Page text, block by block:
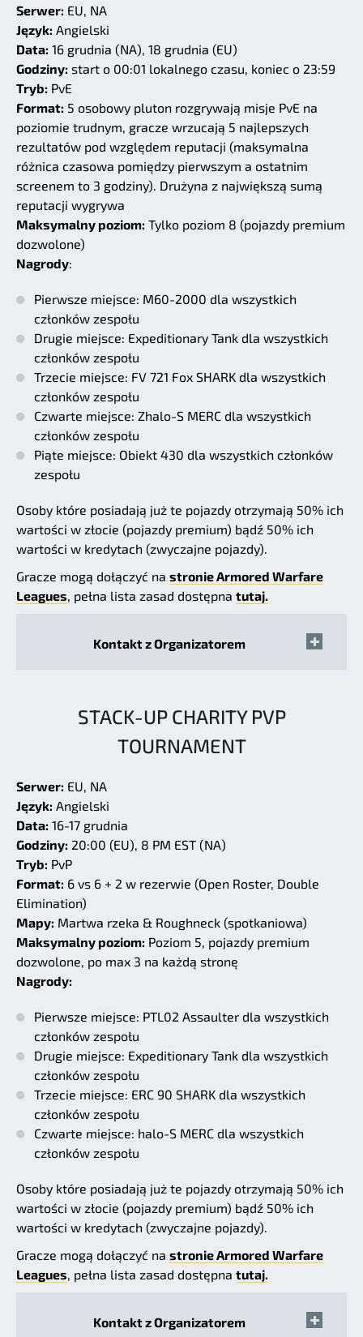
Serwer: EU, NA
Język: Angielski
Data: 16 grudnia (NA), 18 grudnia (EU)
Godziny: start o 00:01 lokalnego czasu, koniec o 23:59
Tryb: PvE
Format: 5 osobowy pluton rozgrywają misje PvE na
poziomie trudnym, gracze wrzucają 5 najlepszych
rezultatów pod względem reputacji (maksymalna
różnica czasowa pomiędzy pierwszym a ostatnim
screenem to 3 godziny). Drużyna z największą sumą
reputacji wygrywa
Maksymalny poziom: Tylko poziom 8 (pojazdy premium
dozwolone)
Nagrody:
Pierwsze miejsce: M60-2000 dla wszystkich
członków zespołu
Drugie miejsce: Expeditionary Tank dla wszystkich
członków zespołu
Trzecie miejsce: FV 721 Fox SHARK dla wszystkich
członków zespołu
Czwarte miejsce: Zhalo-S MERC dla wszystkich
członków zespołu
Piąte miejsce: Obiekt 430 dla wszystkich członków
zespołu
Osoby które posiadają już te pojazdy otrzymają 50% ich
wartości w złocie (pojazdy premium) bądź 50% ich
wartości w kredytach (zwyczajne pojazdy).
Gracze mogą dołączyć na stronie Armored Warfare
Leagues, pełna lista zasad dostępna tutaj.
Kontakt z Organizatorem
STACK-UP CHARITY PVP
TOURNAMENT
Serwer: EU, NA
Język: Angielski
Data: 16-17 grudnia
Godziny: 20:00 (EU), 8 PM EST (NA)
Tryb: PvP
Format: 6 vs 6 + 2 w rezerwie (Open Roster, Double
Elimination)
Mapy: Martwa rzeka & Roughneck (spotkaniowa)
Maksymalny poziom: Poziom 5, pojazdy premium
dozwolone, po max 3 na każdą stronę
Nagrody:
Pierwsze miejsce: PTL02 Assaulter dla wszystkich
członków zespołu
Drugie miejsce: Expeditionary Tank dla wszystkich
członków zespołu
Trzecie miejsce: ERC 90 SHARK dla wszystkich
członków zespołu
Czwarte miejsce: halo-S MERC dla wszystkich
członków zespołu
Osoby które posiadają już te pojazdy otrzymają 50% ich
wartości w złocie (pojazdy premium) bądź 50% ich
wartości w kredytach (zwyczajne pojazdy).
Gracze mogą dołączyć na stronie Armored Warfare
Leagues, pełna lista zasad dostępna tutaj.
Kontakt z Organizatorem